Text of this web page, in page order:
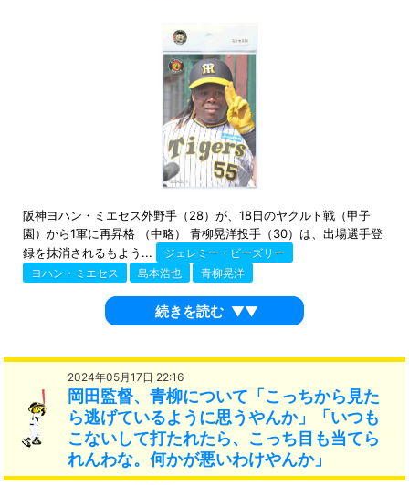
阪神ヨハン・ミエセス外野手（28）が、18日のヤクルト戦（甲子
園）から1軍に再昇格 （中略） 青柳晃洋投手（30）は、出場選手登
録を抹消されるもよう...
ジェレミー・ビーズリー
ヨハン・ミエセス
島本浩也 青柳晃洋
続きを読む ▼▼
2024年05月17日 22:16
岡田監督、青柳について「こっちから見た
ら逃げているように思うやんか」「いつも
こないして打たれたら、こっち目も当てら
れんわな。何かが悪いわけやんか」